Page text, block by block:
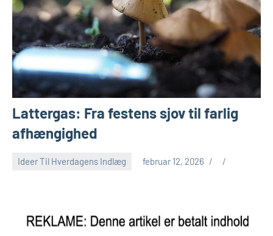
Lattergas: Fra festens sjov til farlig
afhængighed
Ideer Til Hverdagens Indlæg februar 12, 2026